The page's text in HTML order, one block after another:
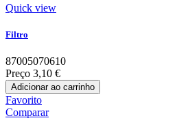
Quick view
Filtro
87005070610
Preço 3,10 €
Adicionar ao carrinho
Favorito
Comparar